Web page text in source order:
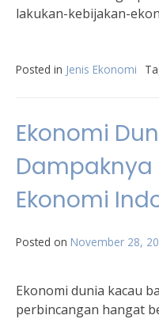
lakukan-kebijakan-
Posted in Jenis Ekonomi
Ekonomi
Ekonomi
Posted on November 28,
Ekonomi dunia kacau
perbincangan hangat